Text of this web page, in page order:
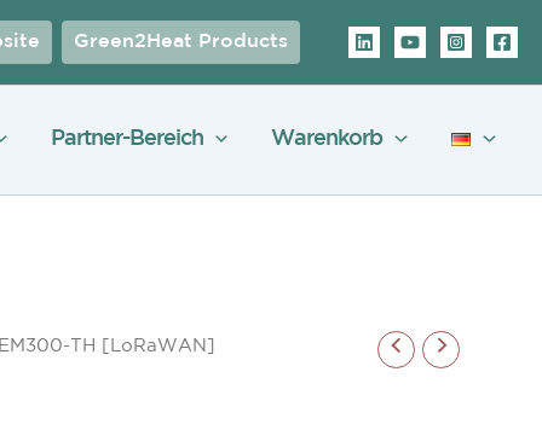
Green2Heat Products
Partner-Bereich Warenkorb
TH [LoRaWAN]